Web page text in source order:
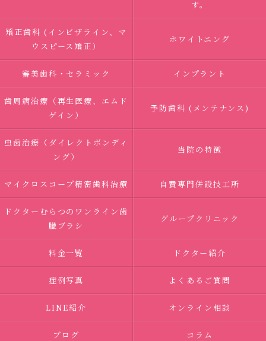
す。
矯正歯科 (インビザライン、マ
ウスピース矯正）
ホワイトニング
審美歯科・セラミック インプラント
歯周病治療（再生医療、エムド
ゲイン）
予防歯科 (メンテナンス)
虫歯治療（ダイレクトボンディ
ング）
当院の特徴
マイクロスコープ精密歯科治療 自費専門併設技工所
ドクターむらつのワンライン歯
臓ブラシ
グループクリニック
料金一覧 ドクター紹介
症例写真 よくあるご質問
LINE紹介 オンライン相談
ブログ コラム